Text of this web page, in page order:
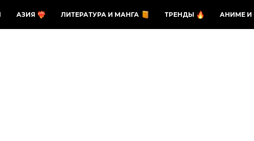
АЗИЯ ЛИТЕРАТУРА И МАНГА ТРЕНДЫ АНИМЕ И